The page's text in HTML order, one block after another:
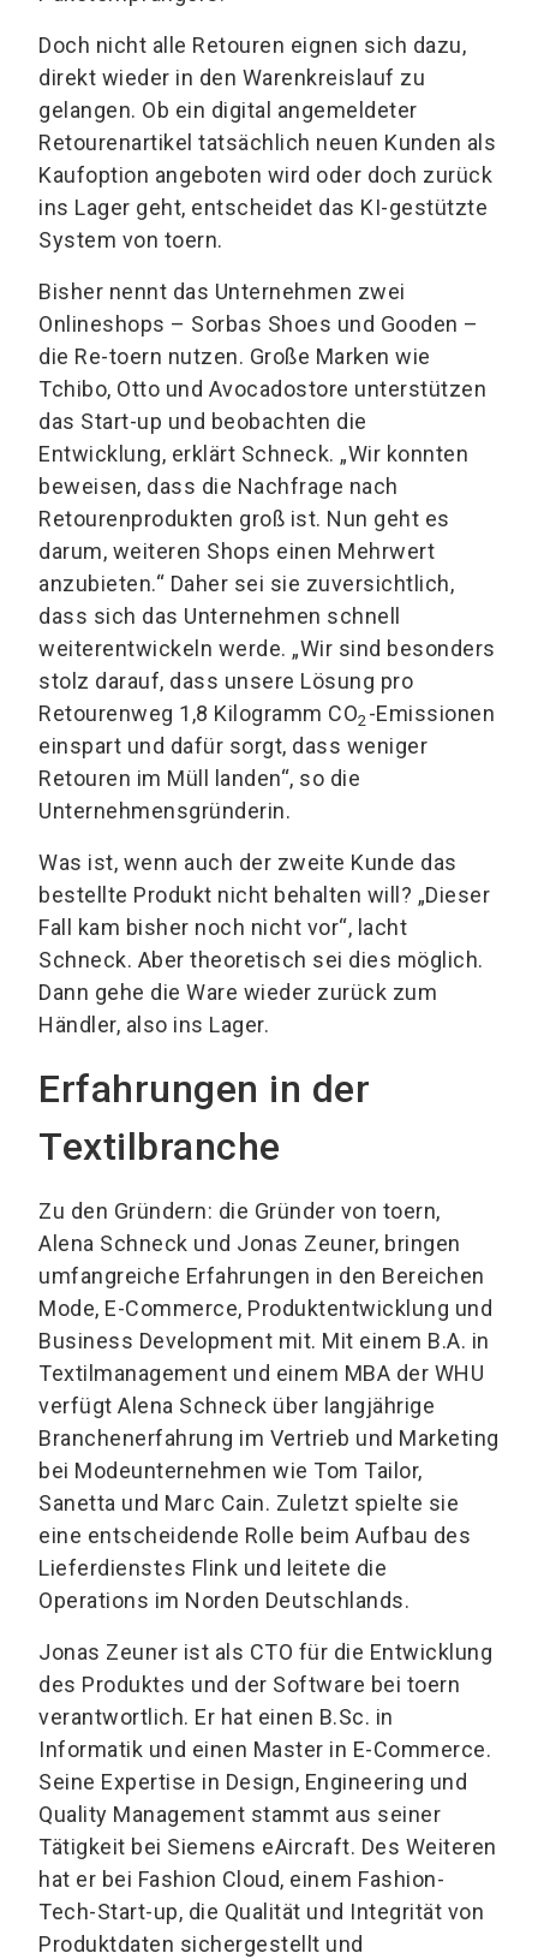
Doch nicht alle Retouren eignen sich dazu,
direkt wieder in den Warenkreislauf zu
gelangen. Ob ein digital angemeldeter
Retourenartikel tatsächlich neuen Kunden als
Kaufoption angeboten wird oder doch zurück
ins Lager geht, entscheidet das KI-gestützte
System von toern.
Bisher nennt das Unternehmen zwei
Onlineshops – Sorbas Shoes und Gooden –
die Re-toern nutzen. Große Marken wie
Tchibo, Otto und Avocadostore unterstützen
das Start-up und beobachten die
Entwicklung, erklärt Schneck. „Wir konnten
beweisen, dass die Nachfrage nach
Retourenprodukten groß ist. Nun geht es
darum, weiteren Shops einen Mehrwert
anzubieten.“ Daher sei sie zuversichtlich,
dass sich das Unternehmen schnell
weiterentwickeln werde. „Wir sind besonders
stolz darauf, dass unsere Lösung pro
Retourenweg 1,8 Kilogramm CO2 -Emissionen
einspart und dafür sorgt, dass weniger
Retouren im Müll landen“, so die
Unternehmensgründerin.
Was ist, wenn auch der zweite Kunde das
bestellte Produkt nicht behalten will? „Dieser
Fall kam bisher noch nicht vor“, lacht
Schneck. Aber theoretisch sei dies möglich.
Dann gehe die Ware wieder zurück zum
Händler, also ins Lager.
Erfahrungen in der
Textilbranche
Zu den Gründern: die Gründer von toern,
Alena Schneck und Jonas Zeuner, bringen
umfangreiche Erfahrungen in den Bereichen
Mode, E-Commerce, Produktentwicklung und
Business Development mit. Mit einem B.A. in
Textilmanagement und einem MBA der WHU
verfügt Alena Schneck über langjährige
Branchenerfahrung im Vertrieb und Marketing
bei Modeunternehmen wie Tom Tailor,
Sanetta und Marc Cain. Zuletzt spielte sie
eine entscheidende Rolle beim Aufbau des
Lieferdienstes Flink und leitete die
Operations im Norden Deutschlands.
Jonas Zeuner ist als CTO für die Entwicklung
des Produktes und der Software bei toern
verantwortlich. Er hat einen B.Sc. in
Informatik und einen Master in E-Commerce.
Seine Expertise in Design, Engineering und
Quality Management stammt aus seiner
Tätigkeit bei Siemens eAircraft. Des Weiteren
hat er bei Fashion Cloud, einem Fashion-
Tech-Start-up, die Qualität und Integrität von
Produktdaten sichergestellt und